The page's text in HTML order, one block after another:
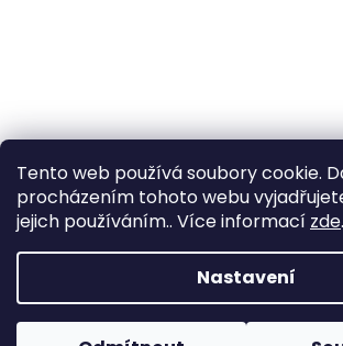
Tento web používá soubory cookie.
procházením tohoto webu
jejich používáním.. Více informací zde.
Nastavení
Vytvořil Shoptet
Copyright 2026Zahrada Výstaviště.